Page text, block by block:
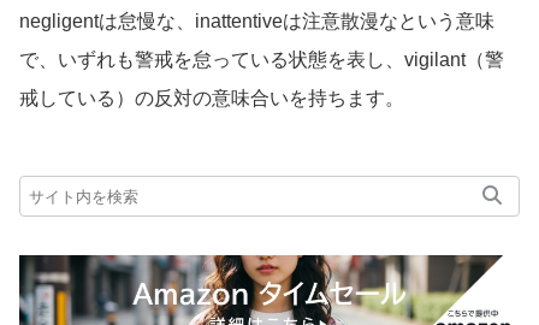
negligentは怠慢な、inattentiveは注意散漫なという意味
で、いずれも警戒を怠っている状態を表し、vigilant（警
戒している）の反対の意味合いを持ちます。